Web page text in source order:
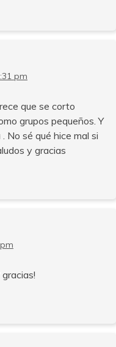
pm
que se corto
grupos pequeños. Y
No sé qué hice mal si
y gracias